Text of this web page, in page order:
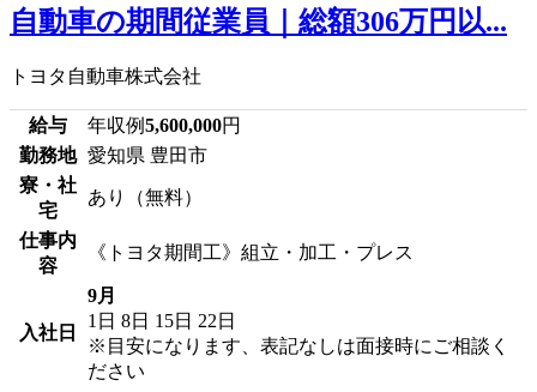
自動車の期間従業員｜総額306万円以...
トヨタ自動車株式会社
給与 年収例5,600,000円
勤務地 愛知県 豊田市
寮・社
宅
あり（無料）
仕事内
容
《トヨタ期間工》組立・加工・プレス
入社日
9月
1日 8日 15日 22日
※目安になります、表記なしは面接時にご相談く
ださい